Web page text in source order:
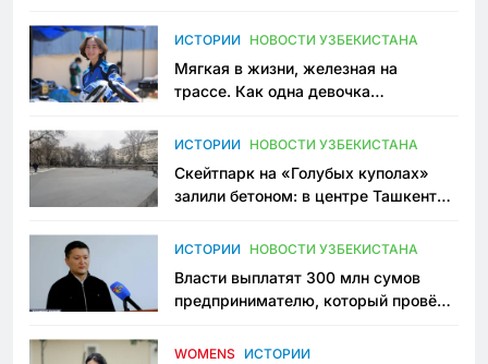
ИСТОРИИ НОВОСТИ УЗБЕКИСТАНА
Мягкая в жизни, железная на
трассе. Как одна девочка
Узбекистане
ИСТОРИИ НОВОСТИ УЗБЕКИСТАНА
Скейтпарк на «Голубых куполах»
залили бетоном: в центре Ташкента
пространство
ИСТОРИИ НОВОСТИ УЗБЕКИСТАНА
Власти выплатят 300 млн сумов
предпринимателю, который провёл
приговору
WOMENS ИСТОРИИ